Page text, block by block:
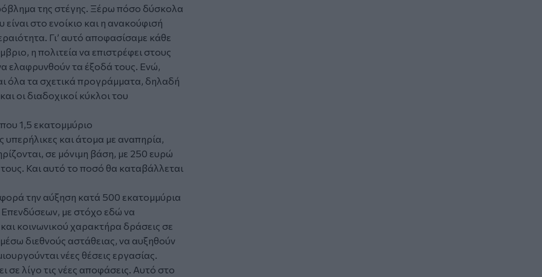
της στέγης. Ξέρω πόσο δύσκολα
στο ενοίκιο και η ανακούφισή
Γι’ αυτό αποφασίσαμε κάθε
η πολιτεία να επιστρέφει στους
ελαφρυνθούν τα έξοδά τους. Ενώ,
όλα τα σχετικά προγράμματα, δηλαδή
οι διαδοχικοί κύκλοι του
1,5 εκατομμύριο
και άτομα με αναπηρία,
σε μόνιμη βάση, με 250 ευρώ
Και αυτό το ποσό θα καταβάλλεται
την αύξηση κατά 500 εκατομμύρια
με στόχο εδώ να
κοινωνικού χαρακτήρα δράσεις σε
διεθνούς αστάθειας, να αυξηθούν
νέες θέσεις εργασίας.
σε λίγο τις νέες αποφάσεις. Αυτό στο